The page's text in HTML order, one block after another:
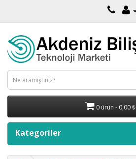
0 ürün - 0,00 ₺
Kategoriler